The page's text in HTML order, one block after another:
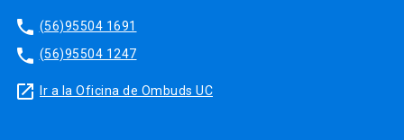
phone (56)95504 1691
phone (56)95504 1247
launch Ir a la Oficina de Ombuds UC